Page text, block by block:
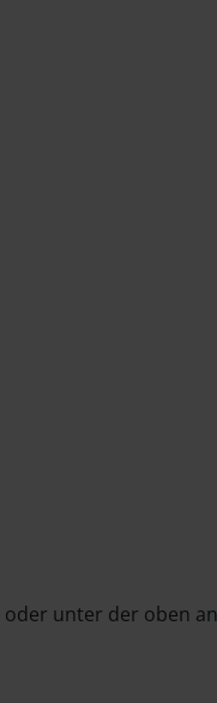
oder unter der oben